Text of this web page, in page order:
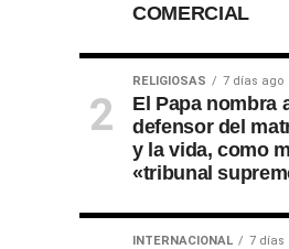
COMERCIAL
RELIGIOSAS 7 días ago
El Papa nombra
defensor del
y la vida, como
«tribunal
INTERNACIONAL 7 días